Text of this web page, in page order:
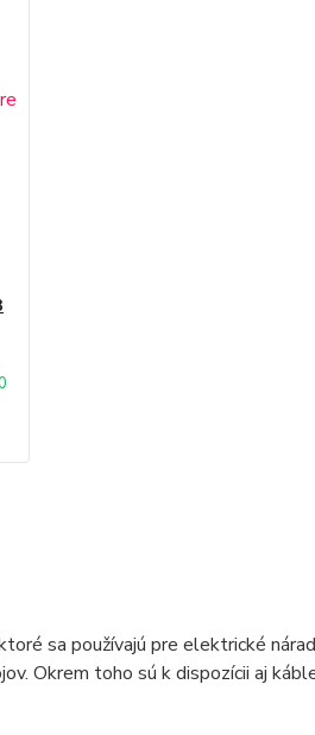
sa používajú pre elektrické
Okrem toho sú k dispozícii aj